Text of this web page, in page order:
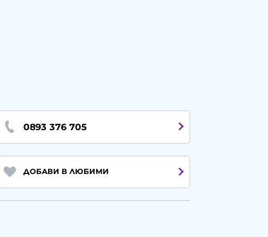
0893 376 705
ДОБАВИ В ЛЮБИМИ